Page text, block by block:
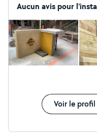
Aucun avis pour
Voir le profil